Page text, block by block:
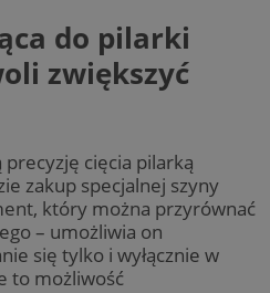
do pilarki
zwiększyć
cięcia pilarką
zakup specjalnej szyny
który można przyrównać
– umożliwia on
się tylko i wyłącznie w
to możliwość